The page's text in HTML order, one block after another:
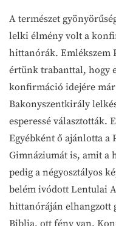
A természet
lelki élmény volt a
hittanórák. Emlékszem
értünk trabanttal, hogy
konfirmáció idejére
Bakonyszentkirály
esperessé választották.
Egyébként ő ajánlotta a
Gimnáziumát is, amit a
pedig a négyosztályos
belém ivódott Lentulai
hittanóráján elhangzott
Biblia, ott fény van.